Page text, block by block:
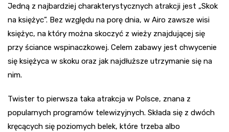
Jedną z najbardziej charakterystycznych atrakcji jest „Skok
na księżyc”. Bez względu na porę dnia, w Airo zawsze wisi
księżyc, na który można skoczyć z wieży znajdującej się
przy ściance wspinaczkowej. Celem zabawy jest chwycenie
się księżyca w skoku oraz jak najdłuższe utrzymanie się na
nim.
Twister to pierwsza taka atrakcja w Polsce, znana z
popularnych programów telewizyjnych. Składa się z dwóch
kręcących się poziomych belek, które trzeba albo